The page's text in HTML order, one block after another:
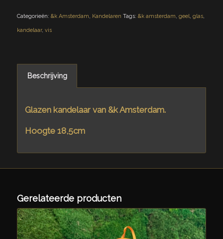
Categorieën: &k Amsterdam, Kandelaren Tags: &k amsterdam, geel, glas,
kandelaar, vis
Beschrijving
Glazen kandelaar van &k Amsterdam.
Hoogte 18,5cm
Gerelateerde producten